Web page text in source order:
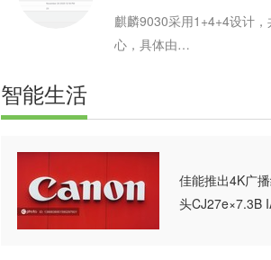
麒麟9030采用1+4+4设计
心，具体由
智能生活
佳能推出4K广
头CJ27e×7.3B